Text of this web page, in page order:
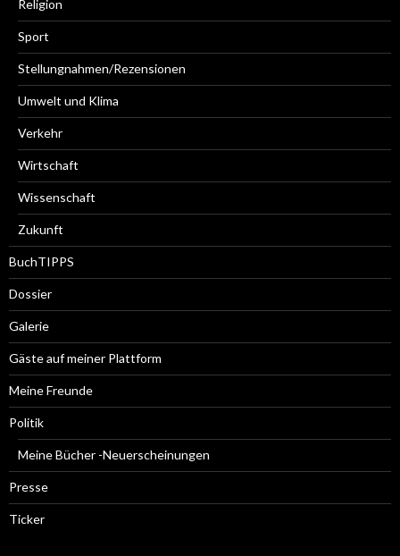
Religion
Sport
Stellungnahmen/Rezensionen
Umwelt und Klima
Verkehr
Wirtschaft
Wissenschaft
Zukunft
BuchTIPPS
Dossier
Galerie
Gäste auf meiner Plattform
Meine Freunde
Politik
Meine Bücher -Neuerscheinungen
Presse
Ticker